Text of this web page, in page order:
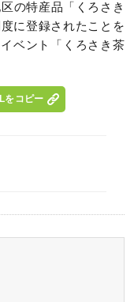
の特産品「くろさき
に登録されたことを
ベント「くろさき茶
をコピー